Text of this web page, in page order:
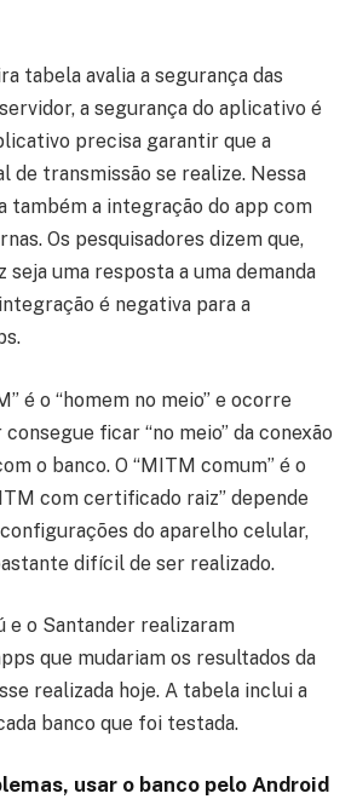
tabela avalia a segurança das
a segurança do aplicativo é
precisa garantir que a
de transmissão se realize. Nessa
também a integração do app com
Os pesquisadores dizem que,
seja uma resposta a uma demanda
é negativa para a
é o “homem no meio” e ocorre
ficar “no meio” da conexão
o banco. O “MITM comum” é o
com certificado raiz” depende
do aparelho celular,
difícil de ser realizado.
e o Santander realizaram
que mudariam os resultados da
realizada hoje. A tabela inclui a
banco que foi testada.
usar o banco pelo Android